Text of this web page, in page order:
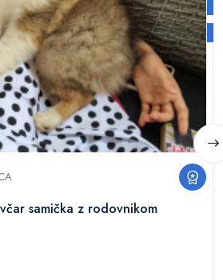
samička z rodovnikom